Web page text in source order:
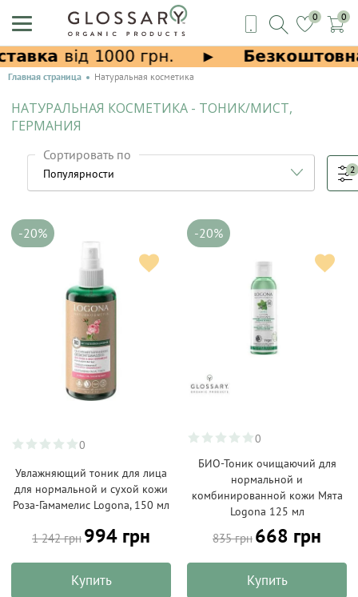
0 0
Главная страница Натуральная косметика
НАТУРАЛЬНАЯ КОСМЕТИКА - ТОНИК/МИСТ,
ГЕРМАНИЯ
Сортировать по
2
-20%
0
Увлажняющий тоник для лица
для нормальной и сухой кожи
Роза-Гамамелис Logona, 150 мл
1 242 грн 994 грн
Купить
-20%
0
БИО-Тоник очищаючий для
нормальной и
комбинированной кожи Мята
Logona 125 мл
835 грн 668 грн
Купить